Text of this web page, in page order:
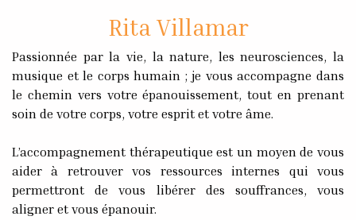
Rita Villamar
Passionnée par la vie, la nature, les neurosciences, la
musique et le corps humain ; je vous accompagne dans
le chemin vers votre épanouissement, tout en prenant
soin de votre corps, votre esprit et votre âme.
L’accompagnement thérapeutique est un moyen de vous
aider à retrouver vos ressources internes qui vous
permettront de vous libérer des souffrances, vous
aligner et vous épanouir.